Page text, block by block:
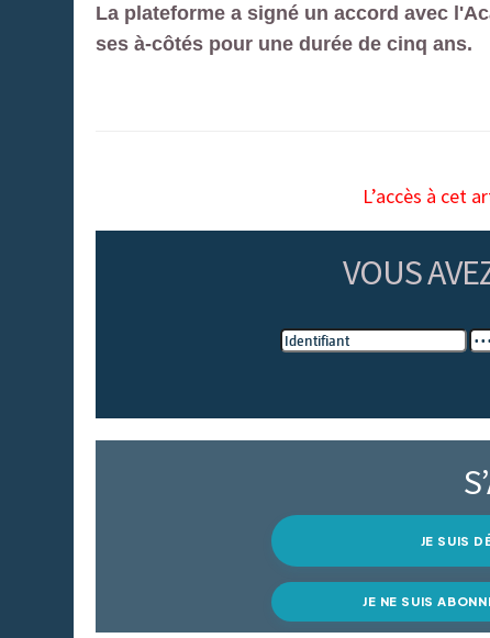
La plateforme a signé un accord avec
ses à-côtés pour une durée de cinq ans.
L’accès à cet
VOUS
JE SUIS
JE NE SUIS